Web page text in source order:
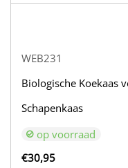
WEB231
Biologische Koekaas
Schapenkaas
op voorraad
€30,95